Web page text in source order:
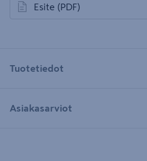
Esite (PDF)
avautuu uuteen välilehteen
Tuotetiedot
Asiakasarviot